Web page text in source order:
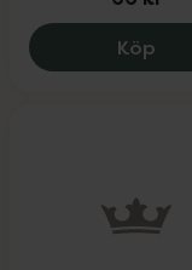
Köp